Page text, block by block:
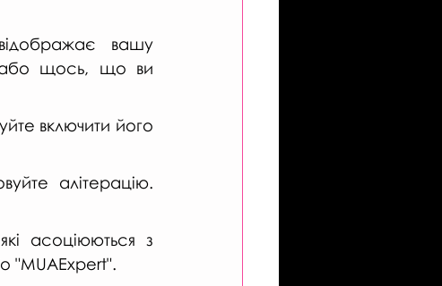
вашу
або щось, що ви
включити його
алітерацію.
асоціюються з
"MUAExpert".